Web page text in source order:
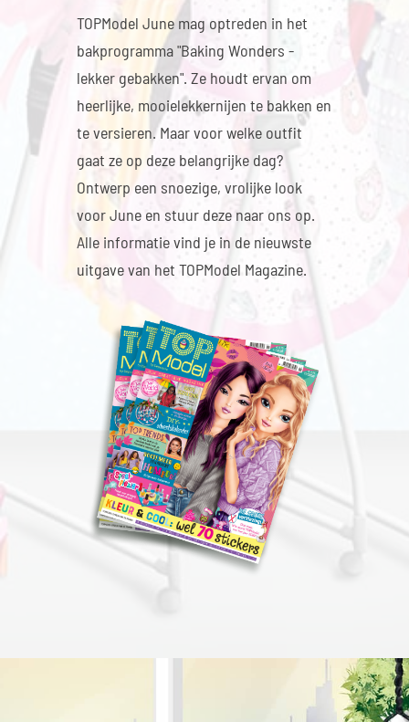
TOPModel June mag optreden in het
bakprogramma "Baking Wonders -
lekker gebakken". Ze houdt ervan om
heerlijke, mooielekkernijen te bakken en
te versieren. Maar voor welke outfit
gaat ze op deze belangrijke dag?
Ontwerp een snoezige, vrolijke look
voor June en stuur deze naar ons op.
Alle informatie vind je in de nieuwste
uitgave van het TOPModel Magazine.